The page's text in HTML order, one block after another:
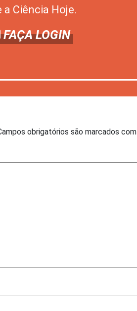
Ciência Hoje.
FAÇA LOGIN
obrigatórios são marcados com